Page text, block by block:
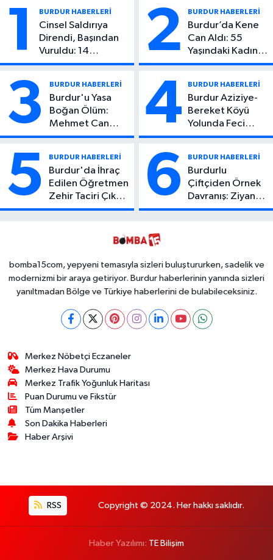
1 BURDUR HABERLERİ
Cinsel Saldırıya
Direndi, Başından
Vuruldu: 14
Yaşındaki Çocuktan
2 BURDUR HABERLERİ
Burdur’da Kene
Can Aldı: 55
Yaşındaki Kadın
Hayatını Kaybetti
3 BURDUR HABERLERİ
Burdur'u Yasa
Boğan Ölüm:
Mehmet Can
Atıcı Genç Yaşta
4 BURDUR HABERLERİ
Burdur Aziziye-
Bereket Köyü
Yolunda Feci
Kaza: 1 Ölü, 2
5 BURDUR HABERLERİ
Burdur'da İhraç
Edilen Öğretmen
Zehir Taciri Çıktı:
Binlerce
6 BURDUR HABERLERİ
Burdurlu
Çiftçiden Örnek
Davranış: Ziyan
Olmasın Diye
Toplayabilecek
bomba15com, yepyeni temasıyla sizleri buluştururken, sadelik ve
modernizmi bir araya getiriyor. Burdur haberlerinin yanında sizleri
yanıltmadan Bölge ve Türkiye haberlerini de bulabileceksiniz.
Merkez Nöbetçi Eczaneler
Merkez Hava Durumu
Merkez Trafik Yoğunluk Haritası
Puan Durumu ve Fikstür
Tüm Manşetler
Son Dakika Haberleri
Haber Arşivi
RSS Copyright © 2024. Her hakkı saklıdır.
Haber Yazılımı: TE Bilişim